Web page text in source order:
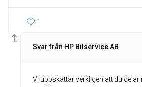
1
Svar från HP Bilservice AB
Vi uppskattar verkligen att du delar